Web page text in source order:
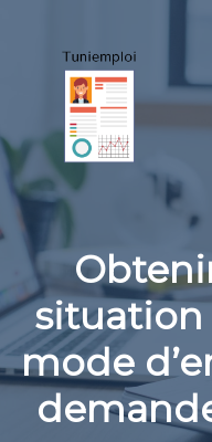
CV
Lettre de motivation
Portfolio
Candidat
situation
mode